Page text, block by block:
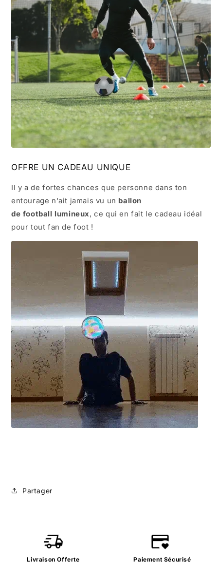
OFFRE UN CADEAU UNIQUE
Il y a de fortes chances que personne dans ton
entourage n'ait jamais vu un ballon
de football lumineux, ce qui en fait le cadeau idéal
pour tout fan de foot !
Partager
Livraison Offerte
Paiement Sécurisé